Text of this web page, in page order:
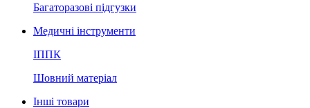
Багаторазові підгузки
Медичні інструменти
ІППК
Шовний матеріал
Інші товари